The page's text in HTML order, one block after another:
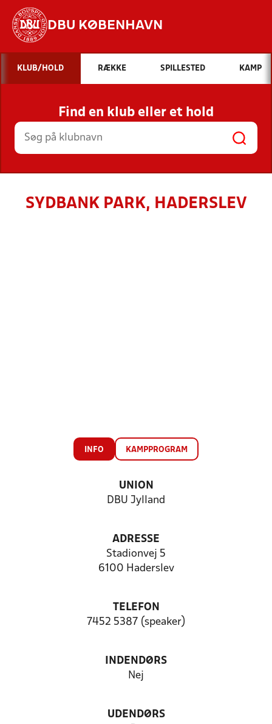
DBU KØBENHAVN
Hvad vil du søge efter?
INDHOLD OG NYHEDER
STILLINGER, RESULTATER, KLUBBER OG
HOLD
KLUB/HOLD RÆKKE SPILLESTED KAMP
Find en klub eller et hold
SYDBANK PARK, HADERSLEV
INFO KAMPPROGRAM
UNION
DBU Jylland
ADRESSE
Stadionvej 5
6100 Haderslev
TELEFON
7452 5387 (speaker)
INDENDØRS
Nej
UDENDØRS